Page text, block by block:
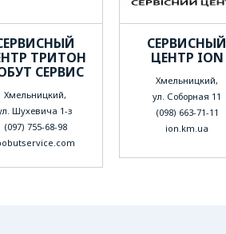
ТРИТОН
СЕРВИС
Хмельницкий,
Шухевича 1-з
(097) 755-68-98
СЕРВИСНЫЙ
ЦЕНТР ION
Хмельницкий,
ул. Соборная 11
(098) 663-71-11
ion.km.ua